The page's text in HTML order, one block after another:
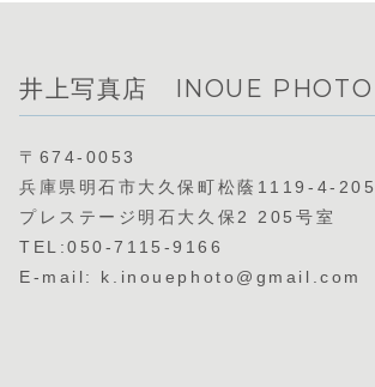
アのDIコントロー
ラーと同じような
感覚で補正作業が
井上写真店 INOUE PHOTO
〒674-0053
兵庫県明石市大久保町松蔭1119-4-205
プレステージ明石大久保2 205号室
TEL:050-7115-9166
E-mail: k.inouephoto@gmail.com